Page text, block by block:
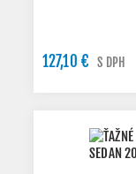
127,10 € S DPH